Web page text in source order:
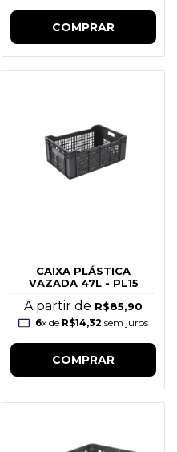
COMPRAR
CAIXA PLÁSTICA
VAZADA 47L - PL15
A partir de R$85,90
6x de R$14,32 sem juros
COMPRAR